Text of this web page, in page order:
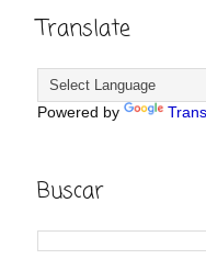
Translate
Powered by
Buscar